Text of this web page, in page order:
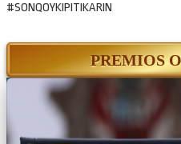
#SONQOYKIPITIKARIN
PREMIOS